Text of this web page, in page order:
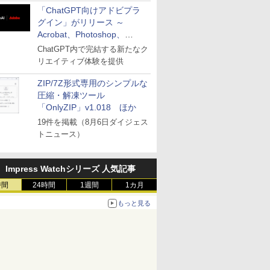
「ChatGPT向けアドビプラ
グイン」がリリース ～
Acrobat、Photoshop、
Premiereなどの機能を1つの
プラグインに統合
ChatGPT内で完結する新たなク
リエイティブ体験を提供
ZIP/7Z形式専用のシンプルな
圧縮・解凍ツール
「OnlyZIP」v1.018 ほか
19件を掲載（8月6日ダイジェス
トニュース）
Impress Watchシリーズ 人気記事
24時間 1週間 1カ月
もっと見る